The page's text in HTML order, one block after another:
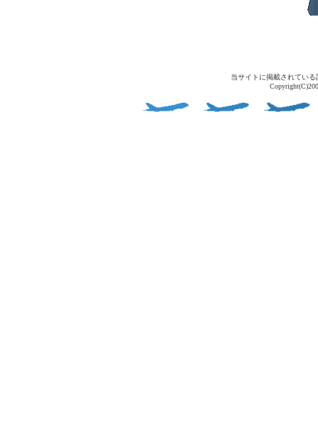
当サイトに掲載されてい
Copyright(C)2004